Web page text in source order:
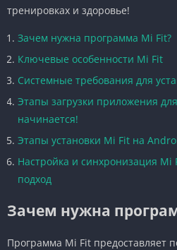
тренировках и здоровье!
Зачем нужна программа Mi Fit?
Ключевые особенности Mi Fit
Системные требования для
Этапы загрузки приложения
начинается!
Этапы установки Mi Fit на
Настройка и синхронизация
подход
Зачем нужна
Программа Mi Fit предоставляет